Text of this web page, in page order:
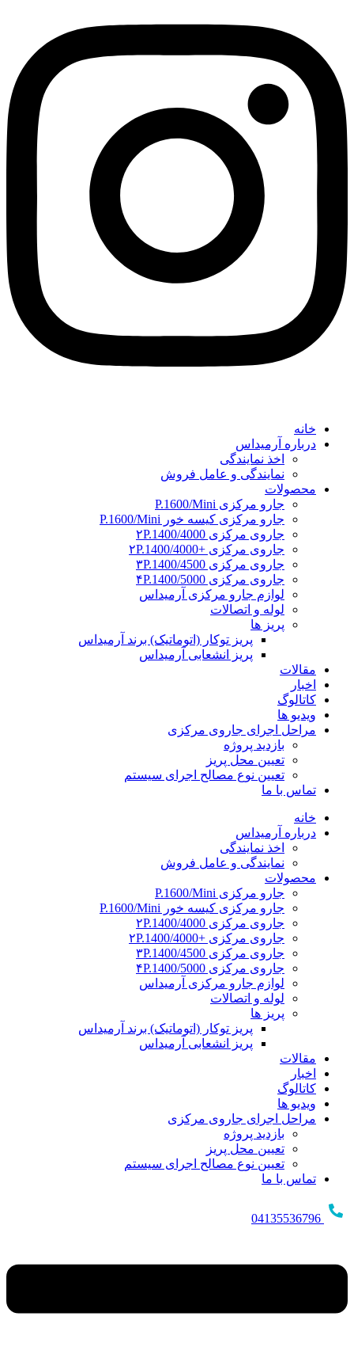
خانه
درباره آرمیداس
اخذ نمایندگی
نمایندگی و عامل فروش
محصولات
جارو مرکزی P.1600/Mini
جارو مرکزی کیسه خور P.1600/Mini
جاروی مرکزی ۲P.1400/4000
جاروی مرکزی +۲P.1400/4000
جاروی مرکزی ۳P.1400/4500
جاروی مرکزی ۴P.1400/5000
لوازم جارو مرکزی آرمیداس
لوله و اتصالات
پریز ها
پریز توکار (اتوماتیک) برند آرمیداس
پریز انشعابی آرمیداس
مقالات
اخبار
کاتالوگ
ویدیو ها
مراحل اجرای جاروی مرکزی
بازدید پروژه
تعیین محل پریز
تعیین نوع مصالح اجرای سیستم
تماس با ما
خانه
درباره آرمیداس
اخذ نمایندگی
نمایندگی و عامل فروش
محصولات
جارو مرکزی P.1600/Mini
جارو مرکزی کیسه خور P.1600/Mini
جاروی مرکزی ۲P.1400/4000
جاروی مرکزی +۲P.1400/4000
جاروی مرکزی ۳P.1400/4500
جاروی مرکزی ۴P.1400/5000
لوازم جارو مرکزی آرمیداس
لوله و اتصالات
پریز ها
پریز توکار (اتوماتیک) برند آرمیداس
پریز انشعابی آرمیداس
مقالات
اخبار
کاتالوگ
ویدیو ها
مراحل اجرای جاروی مرکزی
بازدید پروژه
تعیین محل پریز
تعیین نوع مصالح اجرای سیستم
تماس با ما
04135536796